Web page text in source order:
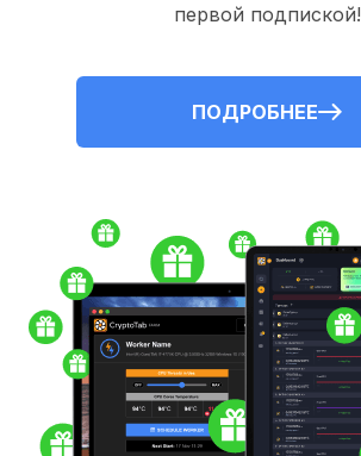
первой подпиской!
ПОДРОБНЕЕ